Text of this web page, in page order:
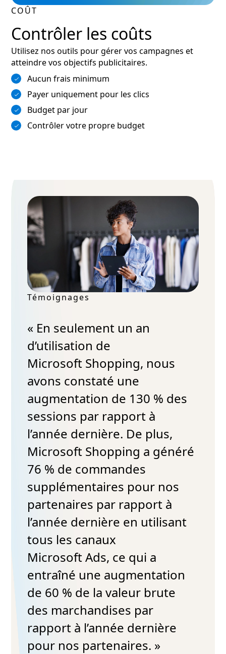
COÛT
Contrôler les coûts
Utilisez nos outils pour gérer vos campagnes et
atteindre vos objectifs publicitaires.
Aucun frais minimum
Payer uniquement pour les clics
Budget par jour
Contrôler votre propre budget
Témoignages
« En seulement un an
d’utilisation de
Microsoft Shopping, nous
avons constaté une
augmentation de 130 % des
sessions par rapport à
l’année dernière. De plus,
Microsoft Shopping a généré
76 % de commandes
supplémentaires pour nos
partenaires par rapport à
l’année dernière en utilisant
tous les canaux
Microsoft Ads, ce qui a
entraîné une augmentation
de 60 % de la valeur brute
des marchandises par
rapport à l’année dernière
pour nos partenaires. »